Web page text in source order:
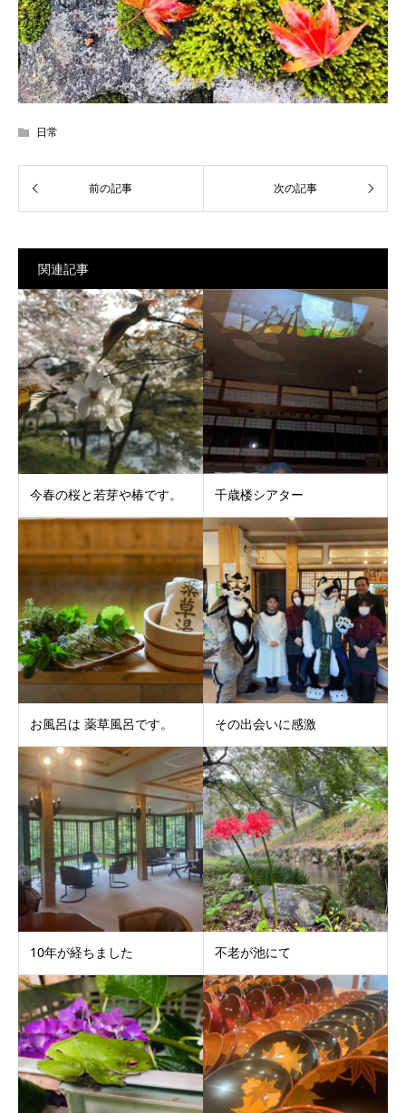
日常
関連記事
今春の桜と若芽や椿です。 千歳楼シアター
お風呂は 薬草風呂です。 その出会いに感激
10年が経ちました 不老が池にて